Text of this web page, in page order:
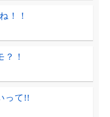
！！
！
って!!